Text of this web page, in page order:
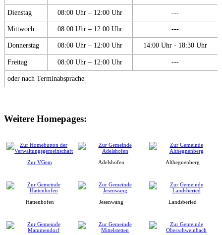
Dienstag 08:00 Uhr – 12:00 Uhr ---
Mittwoch 08:00 Uhr – 12:00 Uhr ---
Donnerstag 08:00 Uhr – 12:00 Uhr 14:00 Uhr - 18:30 Uhr
Freitag 08:00 Uhr – 12:00 Uhr ---
oder nach Terminabsprache
Weitere Homepages:
Zur VGem Adelshofen Althegnenberg
Hattenhofen Jesenwang Landsberied